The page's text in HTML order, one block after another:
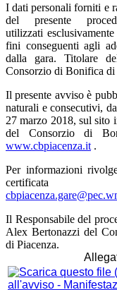
I dati personali forniti e
del presente
utilizzati
fini conseguenti agli
dalla gara. Titolare
Consorzio di Bonifica di
Il presente avviso è
naturali e consecutivi,
27 marzo 2018, sul sito
del Consorzio di
www.cbpiacenza.it .
Per informazioni
certificata
Il Responsabile del
Alex Bertonazzi del
di Piacenza.